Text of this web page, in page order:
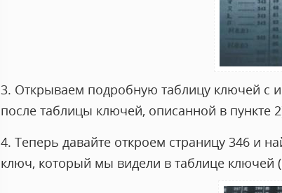
3. Открываем подробную таблицу ключей с
после таблицы ключей, описанной в пункте
4. Теперь давайте откроем страницу 346 и
ключ, который мы видели в таблице ключей